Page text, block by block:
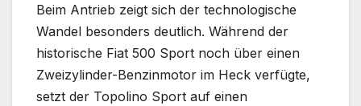
Beim Antrieb zeigt sich der technologische
Wandel besonders deutlich. Während der
historische Fiat 500 Sport noch über einen
Zweizylinder-Benzinmotor im Heck verfügte,
setzt der Topolino Sport auf einen